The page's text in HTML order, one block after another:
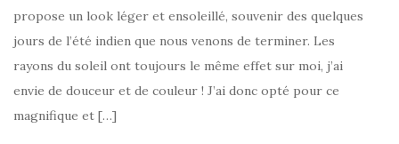
propose un look léger et ensoleillé, souvenir des quelques
jours de l’été indien que nous venons de terminer. Les
rayons du soleil ont toujours le même effet sur moi, j’ai
envie de douceur et de couleur ! J’ai donc opté pour ce
magnifique et […]